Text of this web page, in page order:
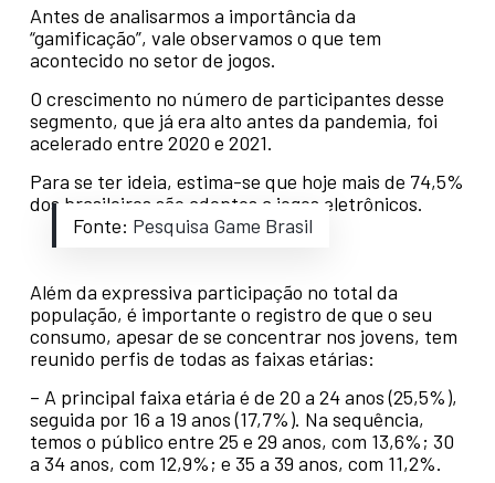
Antes de analisarmos a importância da
“gamificação”, vale observamos o que tem
acontecido no setor de jogos.
O crescimento no número de participantes desse
segmento, que já era alto antes da pandemia, foi
acelerado entre 2020 e 2021.
Para se ter ideia, estima-se que hoje mais de 74,5%
dos brasileiros são adeptos a jogos eletrônicos.
Fonte: Pesquisa Game Brasil
Além da expressiva participação no total da
população, é importante o registro de que o seu
consumo, apesar de se concentrar nos jovens, tem
reunido perfis de todas as faixas etárias:
– A principal faixa etária é de 20 a 24 anos (25,5%),
seguida por 16 a 19 anos (17,7%). Na sequência,
temos o público entre 25 e 29 anos, com 13,6%; 30
a 34 anos, com 12,9%; e 35 a 39 anos, com 11,2%.